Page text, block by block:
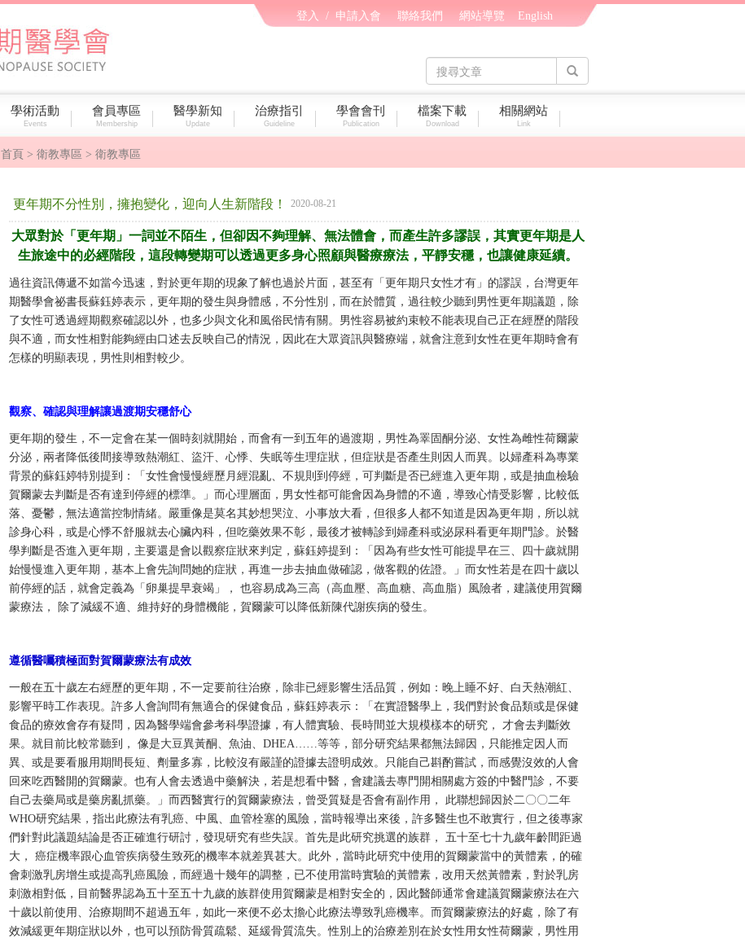
登入 / 申請入會 聯絡我們 網站導覽 English
學術活動
Events
會員專區
Membership
醫學新知
Update
治療指引
Guideline
學會會刊
Publication
檔案下載
Download
相關網站
Link
首頁 > 衛教專區 > 衛教專區
更年期不分性別，擁抱變化，迎向人生新階段！ 2020-08-21
大眾對於「更年期」一詞並不陌生，但卻因不夠理解、無法體會，而產生許多謬誤，其實更年期是人
生旅途中的必經階段，這段轉變期可以透過更多身心照顧與醫療療法，平靜安穩，也讓健康延續。
過往資訊傳遞不如當今迅速，對於更年期的現象了解也過於片面，甚至有「更年期只女性才有」的謬誤，台灣更年
期醫學會祕書長蘇鈺婷表示，更年期的發生與身體感，不分性別，而在於體質，過往較少聽到男性更年期議題，除
了女性可透過經期觀察確認以外，也多少與文化和風俗民情有關。男性容易被約束較不能表現自己正在經歷的階段
與不適，而女性相對能夠經由口述去反映自己的情況，因此在大眾資訊與醫療端，就會注意到女性在更年期時會有
怎樣的明顯表現，男性則相對較少。
觀察、確認與理解讓過渡期安穩舒心
更年期的發生，不一定會在某一個時刻就開始，而會有一到五年的過渡期，男性為睪固酮分泌、女性為雌性荷爾蒙
分泌，兩者降低後間接導致熱潮紅、盜汗、心悸、失眠等生理症狀，但症狀是否產生則因人而異。以婦產科為專業
背景的蘇鈺婷特別提到：「女性會慢慢經歷月經混亂、不規則到停經，可判斷是否已經進入更年期，或是抽血檢驗
賀爾蒙去判斷是否有達到停經的標準。」而心理層面，男女性都可能會因為身體的不適，導致心情受影響，比較低
落、憂鬱，無法適當控制情緒。嚴重像是莫名其妙想哭泣、小事放大看，但很多人都不知道是因為更年期，所以就
診身心科，或是心悸不舒服就去心臟內科，但吃藥效果不彰，最後才被轉診到婦產科或泌尿科看更年期門診。於醫
學判斷是否進入更年期，主要還是會以觀察症狀來判定，蘇鈺婷提到：「因為有些女性可能提早在三、四十歲就開
始慢慢進入更年期，基本上會先詢問她的症狀，再進一步去抽血做確認，做客觀的佐證。」而女性若是在四十歲以
前停經的話，就會定義為「卵巢提早衰竭」， 也容易成為三高（高血壓、高血糖、高血脂）風險者，建議使用賀爾
蒙療法， 除了減緩不適、維持好的身體機能，賀爾蒙可以降低新陳代謝疾病的發生。
遵循醫囑積極面對賀爾蒙療法有成效
一般在五十歲左右經歷的更年期，不一定要前往治療，除非已經影響生活品質，例如：晚上睡不好、白天熱潮紅、
影響平時工作表現。許多人會詢問有無適合的保健食品，蘇鈺婷表示：「在實證醫學上，我們對於食品類或是保健
食品的療效會存有疑問，因為醫學端會參考科學證據，有人體實驗、長時間並大規模樣本的研究， 才會去判斷效
果。就目前比較常聽到， 像是大豆異黃酮、魚油、DHEA……等等，部分研究結果都無法歸因，只能推定因人而
異、或是要看服用期間長短、劑量多寡，比較沒有嚴謹的證據去證明成效。只能自己斟酌嘗試，而感覺沒效的人會
回來吃西醫開的賀爾蒙。也有人會去透過中藥解決，若是想看中醫，會建議去專門開相關處方簽的中醫門診，不要
自己去藥局或是藥房亂抓藥。」而西醫實行的賀爾蒙療法，曾受質疑是否會有副作用， 此聯想歸因於二〇〇二年
WHO研究結果，指出此療法有乳癌、中風、血管栓塞的風險，當時報導出來後，許多醫生也不敢實行，但之後專家
們針對此議題結論是否正確進行研討，發現研究有些失誤。首先是此研究挑選的族群， 五十至七十九歲年齡間距過
大， 癌症機率跟心血管疾病發生致死的機率本就差異甚大。此外，當時此研究中使用的賀爾蒙當中的黃體素，的確
會刺激乳房增生或提高乳癌風險，而經過十幾年的調整，已不使用當時實驗的黃體素，改用天然黃體素，對於乳房
刺激相對低，目前醫界認為五十至五十九歲的族群使用賀爾蒙是相對安全的，因此醫師通常會建議賀爾蒙療法在六
十歲以前使用、治療期間不超過五年，如此一來便不必太擔心此療法導致乳癌機率。而賀爾蒙療法的好處，除了有
效減緩更年期症狀以外，也可以預防骨質疏鬆、延緩骨質流失。性別上的治療差別在於女性用女性荷爾蒙，男性用